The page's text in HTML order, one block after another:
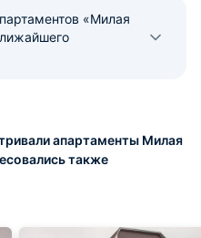
«Милая
апартаменты Милая
также